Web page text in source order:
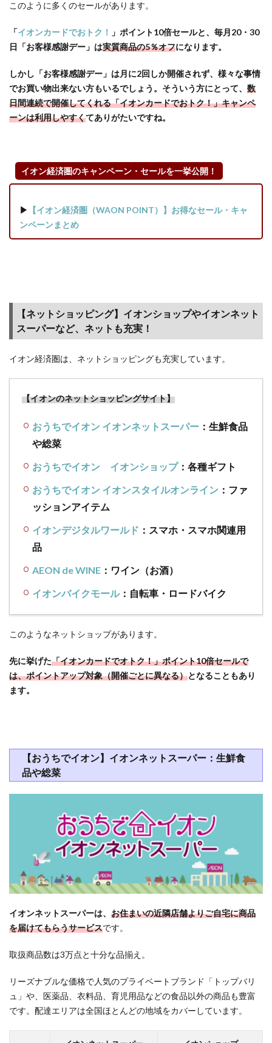
ポイ
アッ
プ・
ゼン
トし
てい
るキ
ャン
見逃
す
な！
3.6
【ポ
貯め
たポ
を、
に交
よう
3.7
ポイ
活に
疲れ
続か
ない
と思
った
める
のは
たい
い！
4
【まと
め】イ
イオン
カード
で
活”で
使うの
がコツ
このように多くのセールがあります。
「イオンカードでおトク！ 」ポイント10倍セールと、毎月20・30
日「お客様感謝デー」は実質商品の5％オフになります。
しかし「お客様感謝デー」は月に2回しか開催されず、様々な事情
でお買い物出来ない方もいるでしょう。そういう方にとって、 数
日間連続で開催してくれる「イオンカードでおトク！」キャンペ
ーンは利用しやすくてありがたいですね。
イオン経済圏のキャンペーン・セールを一挙公開！
▶
【イオン経済圏（WAON POINT）】お得なセール・キャ
ンペーンまとめ
【ネットショッピング】イオンショップやイオンネット
スーパーなど、ネットも充実！
イオン経済圏は、ネットショッピングも充実しています。
【イオンのネットショッピングサイト】
おうちでイオン イオンネットスーパー ：生鮮食品
や総菜
おうちでイオン イオンショップ：各種ギフト
おうちでイオン イオンスタイルオンライン ：ファ
ッションアイテム
イオンデジタルワールド ：スマホ・スマホ関連用
品
AEON de WINE ：ワイン（お酒）
イオンバイクモール：自転車・ロードバイク
このようなネットショップがあります。
先に挙げた「イオンカードでオトク！」ポイント10倍セールで
は、ポイントアップ対象（開催ごとに異なる）となることもあり
ます。
【おうちでイオン】イオンネットスーパー：生鮮食
品や総菜
イオンネットスーパーは、 お住まいの近隣店舗よりご自宅に商品
を届けてもらうサービスです。
取扱商品数は3万点と十分な品揃え。
リーズナブルな価格で人気のプライベートブランド「トップバリ
ュ」や、医薬品、衣料品、育児用品などの食品以外の商品も豊富
です。配達エリアは全国ほとんどの地域をカバーしています。